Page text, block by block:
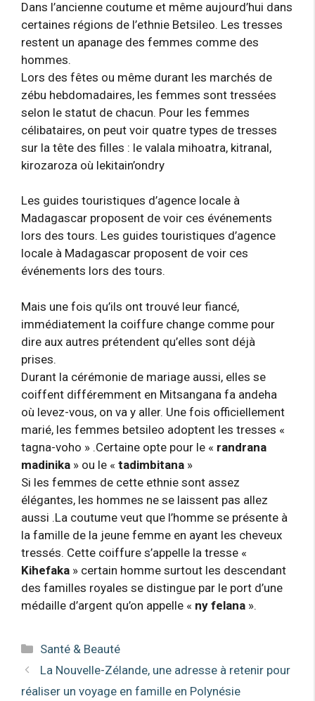
Dans l’ancienne coutume et même aujourd’hui dans
certaines régions de l’ethnie Betsileo. Les tresses
restent un apanage des femmes comme des
hommes.
Lors des fêtes ou même durant les marchés de
zébu hebdomadaires, les femmes sont tressées
selon le statut de chacun. Pour les femmes
célibataires, on peut voir quatre types de tresses
sur la tête des filles : le valala mihoatra, kitranal,
kirozaroza où lekitain’ondry
Les guides touristiques d’agence locale à
Madagascar proposent de voir ces événements
lors des tours. Les guides touristiques d’agence
locale à Madagascar proposent de voir ces
événements lors des tours.
Mais une fois qu’ils ont trouvé leur fiancé,
immédiatement la coiffure change comme pour
dire aux autres prétendent qu’elles sont déjà
prises.
Durant la cérémonie de mariage aussi, elles se
coiffent différemment en Mitsangana fa andeha
où levez-vous, on va y aller. Une fois officiellement
marié, les femmes betsileo adoptent les tresses «
tagna-voho » .Certaine opte pour le « randrana
madinika » ou le « tadimbitana »
Si les femmes de cette ethnie sont assez
élégantes, les hommes ne se laissent pas allez
aussi .La coutume veut que l’homme se présente à
la famille de la jeune femme en ayant les cheveux
tressés. Cette coiffure s’appelle la tresse «
Kihefaka » certain homme surtout les descendant
des familles royales se distingue par le port d’une
médaille d’argent qu’on appelle « ny felana ».
Catégories
Santé & Beauté
La Nouvelle-Zélande, une adresse à retenir pour
réaliser un voyage en famille en Polynésie